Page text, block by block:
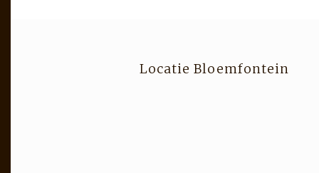
Locatie Bloemfontein